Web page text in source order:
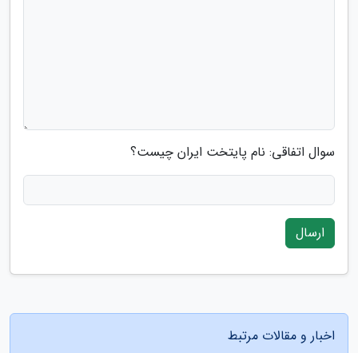
سوال اتفاقی: نام پایتخت ایران چیست؟
ارسال
اخبار و مقالات مرتبط